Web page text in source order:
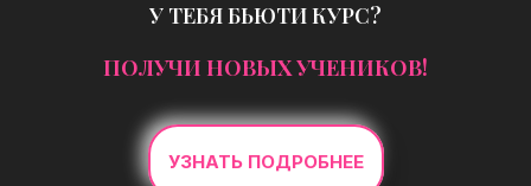
У ТЕБЯ БЬЮТИ КУРС?
ПОЛУЧИ НОВЫХ УЧЕНИКОВ!
УЗНАТЬ ПОДРОБНЕЕ